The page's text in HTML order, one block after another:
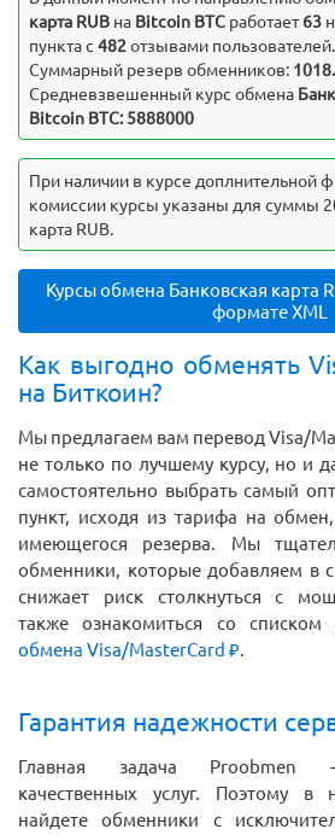
карта RUBна Bitcoin BTCработает63
пункта с 482отзывами пользователей.
Суммарный резерв обменников:
Средневзвешенный курс обмена
Bitcoin BTC: 5888000
При наличии в курсе доплнительной
комиссии курсы указаны для суммы
карта RUB.
Курсы обмена Банковская карта
формате XML
Как выгодно обменять
на Биткоин?
Мы предлагаем вам перевод Visa/
не только по лучшему курсу, но и
самостоятельно выбрать самый
пункт, исходя из тарифа на
имеющегося резерва. Мы
обменники, которые добавляем в
снижает риск столкнуться с
также ознакомиться со списком
обмена Visa/MasterCard ₽.
Гарантия надежности
Главная задача Proobmen
качественных услуг. Поэтому
найдете обменники с